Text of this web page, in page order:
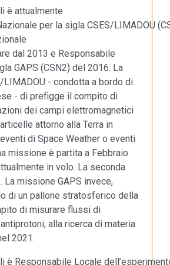
è attualmente
per la sigla CSES/LIMADOU
dal 2013 e Responsabile
GAPS (CSN2) del 2016. La
LIMADOU - condotta a bordo di
- di prefigge il compito di
dei campi elettromagnetici
attorno alla Terra in
di Space Weather o eventi
missione è partita a Febbraio
in volo. La seconda
La missione GAPS invece,
di un pallone stratosferico della
di misurare flussi di
alla ricerca di materia
2021.
è Responsabile Locale